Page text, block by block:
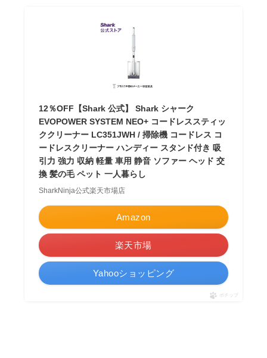
12％OFF【Shark 公式】 Shark シャーク
EVOPOWER SYSTEM NEO+ コードレススティッ
ククリーナー LC351JWH / 掃除機 コードレス コ
ードレスクリーナー ハンディー スタンド付き 吸
引力 強力 収納 軽量 車用 静音 ソファー ヘッド 交
換 髪の毛 ペット 一人暮らし
SharkNinja公式楽天市場店
Amazon
楽天市場
Yahooショッピング
ポチップ